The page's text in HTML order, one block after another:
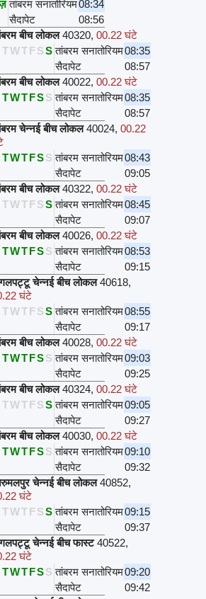
तांबरम सनातोरियम08:34
सैदापेट
08:56
बीच लोकल 40320,00.22 घंटे
TWTFSS तांबरम सनातोरियम08:35
सैदापेट
08:57
बीच लोकल 40022,00.22 घंटे
TWTFSS तांबरम सनातोरियम08:35
सैदापेट
08:57
चेन्नई बीच लोकल 40024,00.22
TWTFSS तांबरम सनातोरियम08:43
सैदापेट
09:05
बीच लोकल 40322,00.22 घंटे
TWTFSS तांबरम सनातोरियम08:45
सैदापेट
09:07
बीच लोकल 40026,00.22 घंटे
TWTFSS तांबरम सनातोरियम08:53
सैदापेट
09:15
चेन्नई बीच लोकल 40618,
घंटे
TWTFSS तांबरम सनातोरियम08:55
सैदापेट
09:17
बीच लोकल 40028,00.22 घंटे
TWTFSS तांबरम सनातोरियम09:03
सैदापेट
09:25
बीच लोकल 40324,00.22 घंटे
TWTFSS तांबरम सनातोरियम09:05
सैदापेट
09:27
बीच लोकल 40030,00.22 घंटे
TWTFSS तांबरम सनातोरियम09:10
सैदापेट
09:32
चेन्नई बीच लोकल 40852,
घंटे
TWTFSS तांबरम सनातोरियम09:15
सैदापेट
09:37
चेन्नई बीच फास्ट 40522,
घंटे
TWTFSS तांबरम सनातोरियम09:20
सैदापेट
09:42